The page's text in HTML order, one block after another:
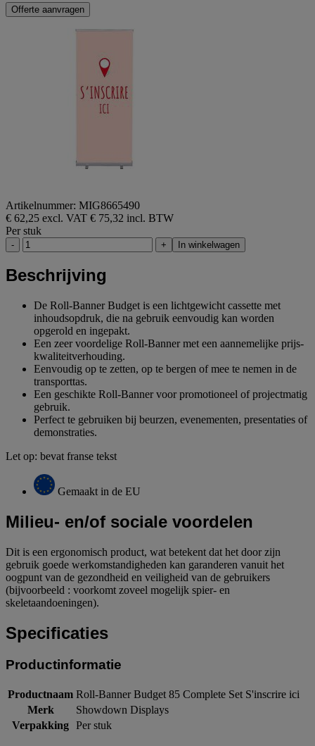
Offerte aanvragen
Artikelnummer: MIG8665490
€ 62,25 excl. VAT € 75,32 incl. BTW
Per stuk
- + In winkelwagen
Beschrijving
De Roll-Banner Budget is een lichtgewicht cassette met
inhoudsopdruk, die na gebruik eenvoudig kan worden
opgerold en ingepakt.
Een zeer voordelige Roll-Banner met een aannemelijke prijs-
kwaliteitverhouding.
Eenvoudig op te zetten, op te bergen of mee te nemen in de
transporttas.
Een geschikte Roll-Banner voor promotioneel of projectmatig
gebruik.
Perfect te gebruiken bij beurzen, evenementen, presentaties of
demonstraties.
Let op: bevat franse tekst
Gemaakt in de EU
Milieu- en/of sociale voordelen
Dit is een ergonomisch product, wat betekent dat het door zijn
gebruik goede werkomstandigheden kan garanderen vanuit het
oogpunt van de gezondheid en veiligheid van de gebruikers
(bijvoorbeeld : voorkomt zoveel mogelijk spier- en
skeletaandoeningen).
Specificaties
Productinformatie
Productnaam Roll-Banner Budget 85 Complete Set S'inscrire ici
Merk
Showdown Displays
Verpakking Per stuk